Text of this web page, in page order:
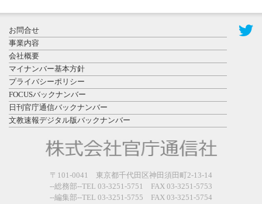
登録有形文
化財となっ
た東北大植
物園八...
日更新
県警等と大
規模災害時
お問合せ
事業内容
会社概要
マイナンバー基本方針
プライバシーポリシー
FOCUSバックナンバー
日刊官庁通信バックナンバー
文教速報デジタル版バックナンバー
〒101-0041 東京都千代田区神田須田町2-13-14
--総務部--TEL 03-3251-5751 FAX 03-3251-5753
--編集部--TEL 03-3251-5755 FAX 03-3251-5754